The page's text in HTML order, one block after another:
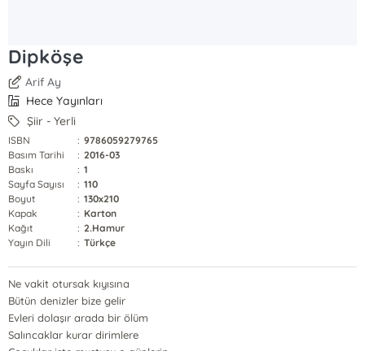
Dipköşe
Arif Ay
Hece Yayınları
Şiir - Yerli
ISBN : 9786059279765
Basım Tarihi
: 2016-03
Baskı
: 1
Sayfa Sayısı
: 110
Boyut
: 130x210
Kapak
: Karton
Kağıt
: 2.Hamur
Yayın Dili
: Türkçe
Ne vakit otursak kıyısına
Bütün denizler bize gelir
Evleri dolaşır arada bir ölüm
Salıncaklar kurar dirimlere